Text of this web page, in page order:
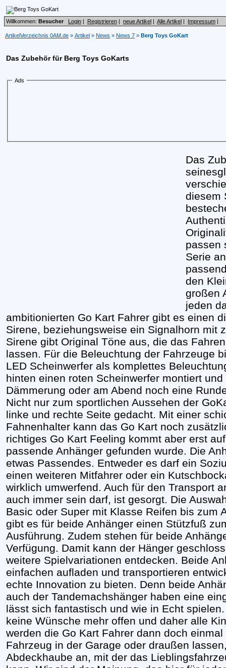
Willkommen: Besucher Login | Registrieren | neue Artikel | Alle Artikel | Impressum |
ArtikelVerzeichnis 0AM.de » Artikel » News » News 7 » Berg Toys GoKart
Das Zubehör für Berg Toys GoKarts
Ads
Das
diesem
passen
Serie
den
großen
jeden
ambitionierten Go Kart Fahrer gibt es einen
Sirene, beziehungsweise ein Signalhorn mit
Sirene gibt Original Töne aus, die das
lassen. Für die Beleuchtung der Fahrzeuge
LED Scheinwerfer als komplettes
hinten einen roten Scheinwerfer montiert
Dämmerung oder am Abend noch eine
Nicht nur zum sportlichen Aussehen der
linke und rechte Seite gedacht. Mit einer
Fahnenhalter kann das Go Kart noch
richtiges Go Kart Feeling kommt aber erst
passende Anhänger gefunden wurde. Die
etwas Passendes. Entweder es darf ein
einen weiteren Mitfahrer oder ein
wirklich umwerfend. Auch für den Transport
auch immer sein darf, ist gesorgt. Die
Basic oder Super mit Klasse Reifen bis zum
gibt es für beide Anhänger einen Stützfuß
Ausführung. Zudem stehen für beide
Verfügung. Damit kann der Hänger
weitere Spielvariationen entdecken. Beide
einfachen aufladen und transportieren
echte Innovation zu bieten. Denn beide
auch der Tandemachshänger haben eine
lässt sich fantastisch und wie in Echt
keine Wünsche mehr offen und daher alle
werden die Go Kart Fahrer dann doch
Fahrzeug in der Garage oder draußen
Abdeckhaube an, mit der das